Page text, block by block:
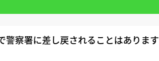
警察署に差し戻されることはあります